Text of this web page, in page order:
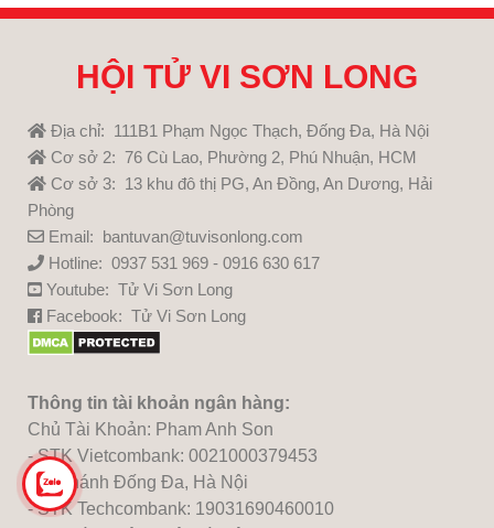
HỘI TỬ VI SƠN LONG
Địa chỉ: 111B1 Phạm Ngọc Thạch, Đống Đa, Hà Nội
Cơ sở 2: 76 Cù Lao, Phường 2, Phú Nhuận, HCM
Cơ sở 3: 13 khu đô thị PG, An Đồng, An Dương, Hải
Phòng
Email: bantuvan@tuvisonlong.com
Hotline: 0937 531 969 - 0916 630 617
Youtube: Tử Vi Sơn Long
Facebook: Tử Vi Sơn Long
Thông tin tài khoản ngân hàng:
Chủ Tài Khoản: Pham Anh Son
- STK Vietcombank: 0021000379453
Chi nhánh Đống Đa, Hà Nội
- STK Techcombank: 19031690460010